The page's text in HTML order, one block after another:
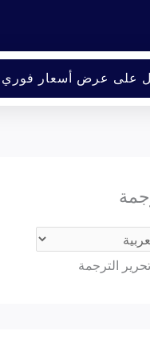
على عرض أسعار فوري
تحرير الترجمة